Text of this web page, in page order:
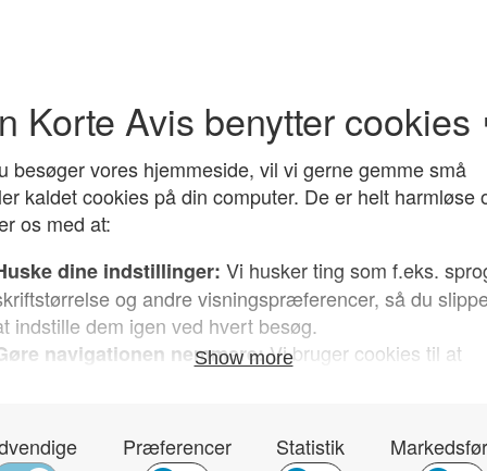
i Københavns Kommune og
Narko psykisk syge Ringbo Socialpolitik
Send på mail